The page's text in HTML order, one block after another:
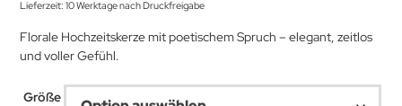
bis
Lieferzeit: 10 Werktage nach Druckfreigabe
Florale Hochzeitskerze mit poetischem Spruch – elegant, zeitlos
und voller Gefühl.
Größe